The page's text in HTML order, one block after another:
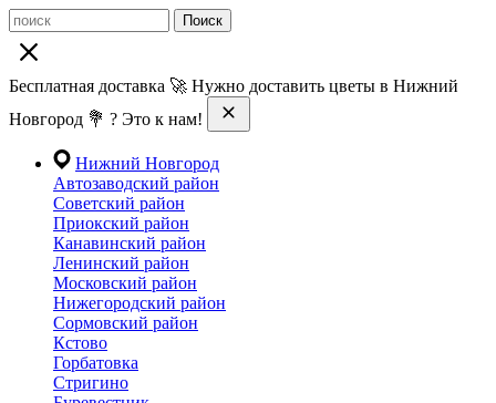
Поиск
Бесплатная доставка 🚀 Нужно доставить цветы в Нижний
Новгород 💐 ? Это к нам!
Нижний Новгород
Автозаводский район
Советский район
Приокский район
Канавинский район
Ленинский район
Московский район
Нижегородский район
Сормовский район
Кстово
Горбатовка
Стригино